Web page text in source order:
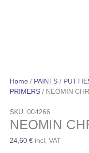
Home / PAINTS /
PRIMERS / NEOMIN
SKU: 004266
NEOMIN
24,60 € incl. VAT